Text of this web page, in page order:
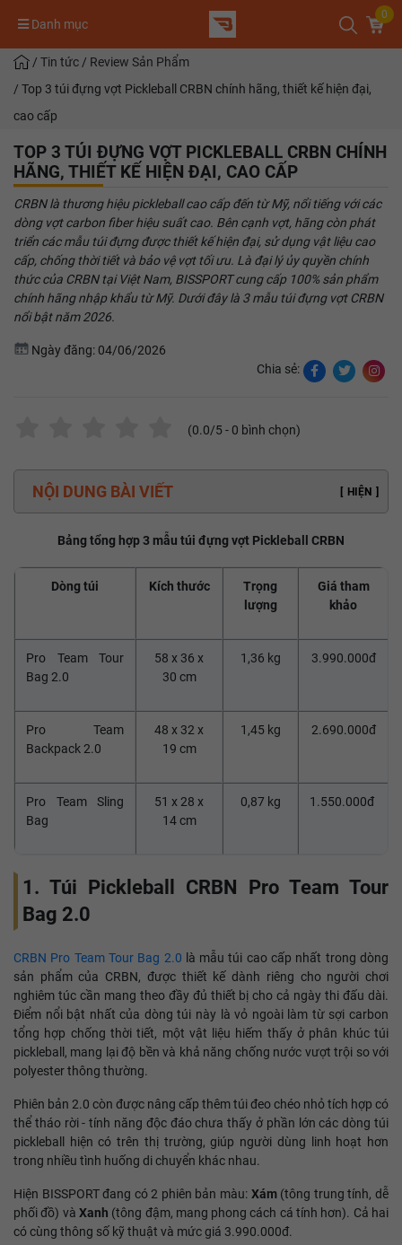
Danh mục
0
/ Tin tức / Review Sản Phẩm
/ Top 3 túi đựng vợt Pickleball CRBN chính hãng, thiết kế hiện đại,
cao cấp
TOP 3 TÚI ĐỰNG VỢT PICKLEBALL CRBN CHÍNH
HÃNG, THIẾT KẾ HIỆN ĐẠI, CAO CẤP
CRBN là thương hiệu pickleball cao cấp đến từ Mỹ, nổi tiếng với các
dòng vợt carbon fiber hiệu suất cao. Bên cạnh vợt, hãng còn phát
triển các mẫu túi đựng được thiết kế hiện đại, sử dụng vật liệu cao
cấp, chống thời tiết và bảo vệ vợt tối ưu. Là đại lý ủy quyền chính
thức của CRBN tại Việt Nam, BISSPORT cung cấp 100% sản phẩm
chính hãng nhập khẩu từ Mỹ. Dưới đây là 3 mẫu túi đựng vợt CRBN
nổi bật năm 2026.
Ngày đăng: 04/06/2026
Chia sẻ:
(0.0/5 - 0 bình chọn)
NỘI DUNG BÀI VIẾT [ HIỆN ]
Bảng tổng hợp 3 mẫu túi đựng vợt Pickleball CRBN
Dòng túi Kích thước
Trọng
lượng
Giá tham
khảo
Pro Team Tour
Bag 2.0
58 x 36 x
30 cm
1,36 kg 3.990.000đ
Pro Team
Backpack 2.0
48 x 32 x
19 cm
1,45 kg 2.690.000đ
Pro Team Sling
Bag
51 x 28 x
14 cm
0,87 kg 1.550.000đ
1. Túi Pickleball CRBN Pro Team Tour
Bag 2.0
CRBN Pro Team Tour Bag 2.0 là mẫu túi cao cấp nhất trong dòng
sản phẩm của CRBN, được thiết kế dành riêng cho người chơi
nghiêm túc cần mang theo đầy đủ thiết bị cho cả ngày thi đấu dài.
Điểm nổi bật nhất của dòng túi này là vỏ ngoài làm từ sợi carbon
tổng hợp chống thời tiết, một vật liệu hiếm thấy ở phân khúc túi
pickleball, mang lại độ bền và khả năng chống nước vượt trội so với
polyester thông thường.
Phiên bản 2.0 còn được nâng cấp thêm túi đeo chéo nhỏ tích hợp có
thể tháo rời - tính năng độc đáo chưa thấy ở phần lớn các dòng túi
pickleball hiện có trên thị trường, giúp người dùng linh hoạt hơn
trong nhiều tình huống di chuyển khác nhau.
Hiện BISSPORT đang có 2 phiên bản màu: Xám(tông trung tính, dễ
phối đồ) và Xanh (tông đậm, mang phong cách cá tính hơn). Cả hai
có cùng thông số kỹ thuật và mức giá 3.990.000đ.